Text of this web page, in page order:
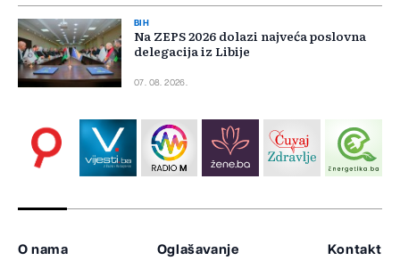
BIH
Na ZEPS 2026 dolazi najveća poslovna
delegacija iz Libije
07. 08. 2026.
O nama Oglašavanje Kontakt